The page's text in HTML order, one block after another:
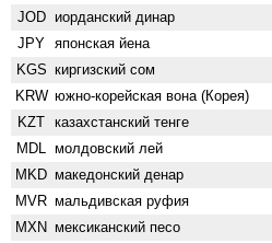
JOD иорданский динар
JPY японская йена
KGS киргизский сом
KRW южно-корейская вона (Корея)
KZT казахстанский тенге
MDL молдовский лей
MKD македонский денар
MVR мальдивская руфия
MXN мексиканский песо